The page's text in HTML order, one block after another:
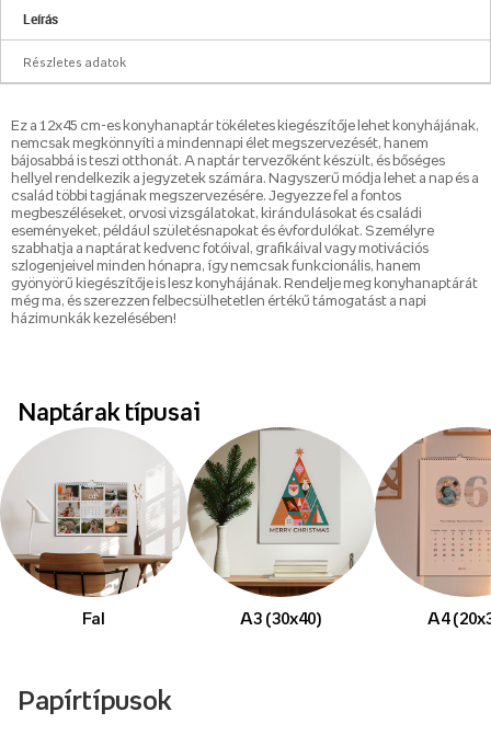
Leírás
Részletes adatok
Ez a 12x45 cm-es konyhanaptár tökéletes kiegészítője lehet konyhájának,
nemcsak megkönnyíti a mindennapi élet megszervezését, hanem
bájosabbá is teszi otthonát. A naptár tervezőként készült, és bőséges
hellyel rendelkezik a jegyzetek számára. Nagyszerű módja lehet a nap és a
család többi tagjának megszervezésére. Jegyezze fel a fontos
megbeszéléseket, orvosi vizsgálatokat, kirándulásokat és családi
eseményeket, például születésnapokat és évfordulókat. Személyre
szabhatja a naptárat kedvenc fotóival, grafikáival vagy motivációs
szlogenjeivel minden hónapra, így nemcsak funkcionális, hanem
gyönyörű kiegészítője is lesz konyhájának. Rendelje meg konyhanaptárát
még ma, és szerezzen felbecsülhetetlen értékű támogatást a napi
házimunkák kezelésében!
Naptárak típusai
Fal A3 (30x40) A4
Papírtípusok